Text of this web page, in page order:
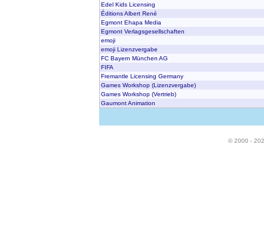
Edel Kids Licensing
Éditions Albert René
Egmont Ehapa Media
Egmont Verlagsgesellschaften
emoji
emoji Lizenzvergabe
FC Bayern München AG
FIFA
Fremantle Licensing Germany
Games Workshop (Lizenzvergabe)
Games Workshop (Vertrieb)
Gaumont Animation
© 2000 -